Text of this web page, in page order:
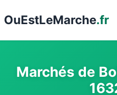
OuEstLeMarche.fr
Marchés de